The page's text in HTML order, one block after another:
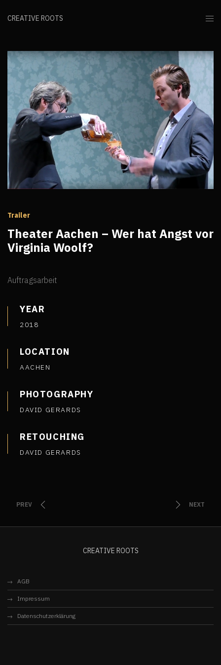
CREATIVE ROOTS
Trailer
Theater Aachen – Wer hat Angst vor
Virginia Woolf?
Auftragsarbeit
YEAR
2018
LOCATION
AACHEN
PHOTOGRAPHY
DAVID GERARDS
RETOUCHING
DAVID GERARDS
PREV NEXT
CREATIVE ROOTS
AGB
Impressum
Datenschutzerklärung